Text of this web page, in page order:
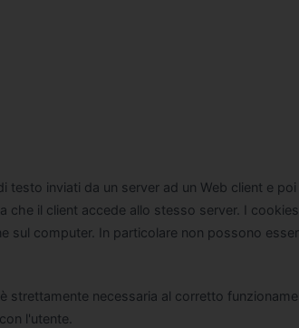
testo inviati da un server ad un Web client e
che il client accede allo stesso server. I
sul computer. In particolare non possono
strettamente necessaria al corretto
l'utente.